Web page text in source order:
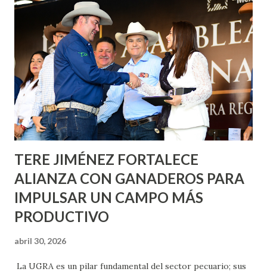
informó que en este programa se usarán cerca de 90 mil
metros cuadrados de pintura, para dar inicio en la calle
Nieto, entre Jesús F. Elizondo y la calle 22 de Octubre, con
lo que se aplicará pintura en 66 casas. Posteriormente se
llevará este programa a Villas de Nuestra Señora de la
Asunción, Avenida Alameda y Decreto 27 de Septiembre, en
los edificios FOVISSSTE Ojo de Agua, en la comunidad
Norias de Paso Hondo y en los edificios de...
TERE JIMÉNEZ FORTALECE
ALIANZA CON GANADEROS PARA
IMPULSAR UN CAMPO MÁS
PRODUCTIVO
abril 30, 2026
La UGRA es un pilar fundamental del sector pecuario; sus